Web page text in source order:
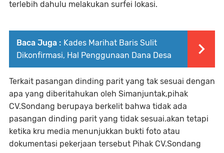
terlebih dahulu melakukan surfei lokasi.
Baca Juga : Kades Marihat Baris Sulit
Dikonfirmasi, Hal Penggunaan Dana Desa
Terkait pasangan dinding parit yang tak sesuai dengan
apa yang diberitahukan oleh Simanjuntak,pihak
CV.Sondang berupaya berkelit bahwa tidak ada
pasangan dinding parit yang tidak sesuai.akan tetapi
ketika kru media menunjukkan bukti foto atau
dokumentasi pekerjaan tersebut Pihak CV.Sondang